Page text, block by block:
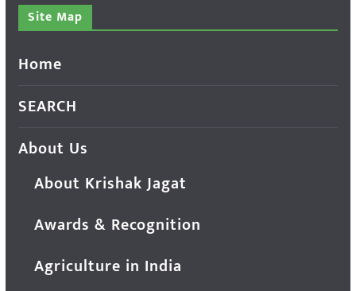
Site Map
Home
SEARCH
About Us
About Krishak Jagat
Awards & Recognition
Agriculture in India